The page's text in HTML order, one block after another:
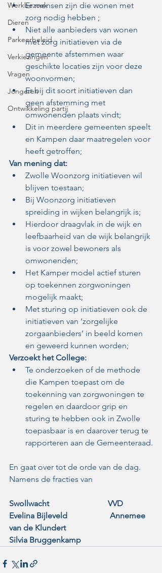
Werkbezoek
Dieren
Parkeerbeleid
Verkiezingen
Vragen
Jongeren
Ontwikkeling partij
Er mensen zijn die wonen met
zorg nodig hebben ;
Niet alle aanbieders van wonen
met zorg initiatieven via de
gemeente afstemmen waar
geschikte locaties zijn voor deze
woonvormen;
Er bij dit soort initiatieven dan
geen afstemming met
omwonenden plaats vindt;
Dit in meerdere gemeenten speelt
en Kampen daar maatregelen voor
heeft getroffen;
Van mening dat:
Zwolle Woonzorg initiatieven wil
blijven toestaan;
Bij Woonzorg initiatieven
spreiding in wijken belangrijk is;
Hierdoor draagvlak in de wijk en
leefbaarheid van de wijk belangrijk
is voor zowel bewoners als
omwonenden;
Het Kamper model actief sturen
op toekennen zorgwoningen
mogelijk maakt;
Met sturing op initiatieven ook de
initiatieven van ‘zorgelijke
zorgaanbieders’ in beeld komen
en geweerd kunnen worden;
Verzoekt het College:
Te onderzoeken of de methode
die Kampen toepast om de
toekenning van zorgwoningen te
regelen en daardoor grip en
sturing te hebben ook in Zwolle
toepasbaar is en daarover terug te
rapporteren aan de Gemeenteraad.
En gaat over tot de orde van de dag.
Namens de fracties van
Swollwacht                             VVD
Evelina Bijleveld                     Annemee
van de Klundert
Silvia Bruggenkamp